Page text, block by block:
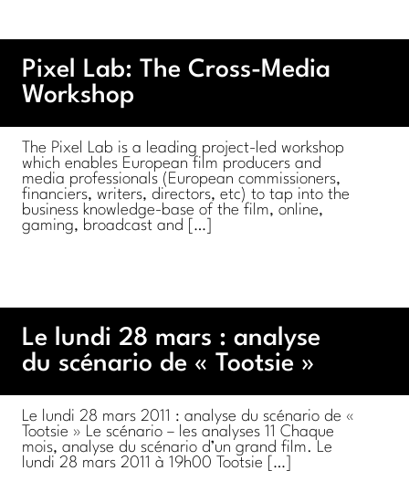
Pixel Lab: The Cross-Media
Workshop
The Pixel Lab is a leading project-led workshop
which enables European film producers and
media professionals (European commissioners,
financiers, writers, directors, etc) to tap into the
business knowledge-base of the film, online,
gaming, broadcast and […]
Le lundi 28 mars : analyse
du scénario de « Tootsie »
Le lundi 28 mars 2011 : analyse du scénario de «
Tootsie » Le scénario – les analyses 11 Chaque
mois, analyse du scénario d’un grand film. Le
lundi 28 mars 2011 à 19h00 Tootsie […]